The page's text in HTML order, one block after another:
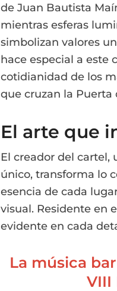
de Juan Bautista
mientras esferas
simbolizan valores
hace especial a este
cotidianidad de los
que cruzan la Puerta
El arte que
El creador del
único, transforma lo
esencia de cada
visual. Residente en
evidente en cada
La música
VIII